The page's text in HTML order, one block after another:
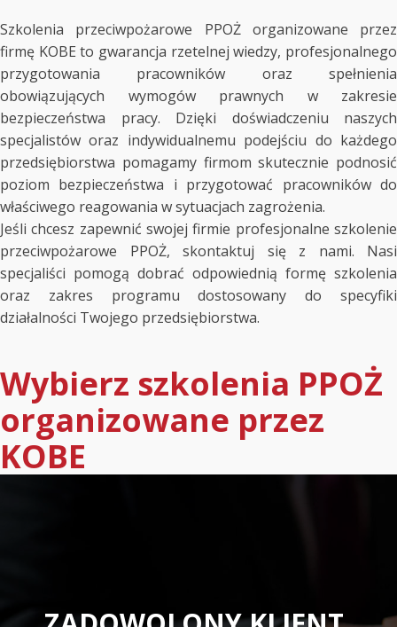
Szkolenia przeciwpożarowe PPOŻ organizowane przez
firmę KOBE to gwarancja rzetelnej wiedzy, profesjonalnego
przygotowania pracowników oraz spełnienia
obowiązujących wymogów prawnych w zakresie
bezpieczeństwa pracy. Dzięki doświadczeniu naszych
specjalistów oraz indywidualnemu podejściu do każdego
przedsiębiorstwa pomagamy firmom skutecznie podnosić
poziom bezpieczeństwa i przygotować pracowników do
właściwego reagowania w sytuacjach zagrożenia.
Jeśli chcesz zapewnić swojej firmie profesjonalne szkolenie
przeciwpożarowe PPOŻ, skontaktuj się z nami. Nasi
specjaliści pomogą dobrać odpowiednią formę szkolenia
oraz zakres programu dostosowany do specyfiki
działalności Twojego przedsiębiorstwa.
Wybierz szkolenia PPOŻ
organizowane przez
KOBE